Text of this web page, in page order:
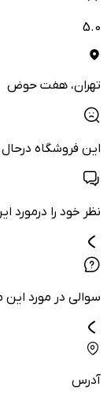
5.0
تهران، هفت حوض
این فروشگاه
نظر خود را درمورد
سوالی در مورد
آدرس